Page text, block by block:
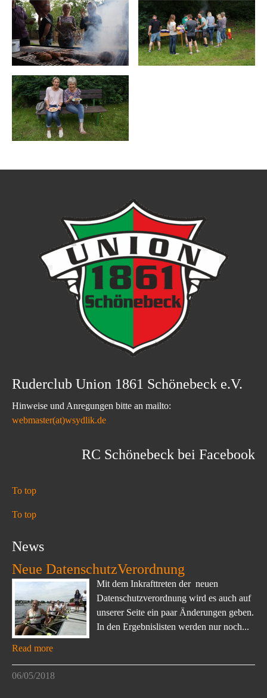
Ruderclub Union 1861 Schönebeck e.V.
Hinweise und Anregungen bitte an mailto:
webmaster(at)wsydlik.de
RC Schönebeck bei Facebook
To top
To top
News
Neue DatenschutzVerordnung
Mit dem Inkrafttreten der neuen
Datenschutzverordnung wird es auch auf
unserer Seite ein paar Änderungen geben.
In den Ergebnislisten werden nur noch...
Read more
06/05/2018